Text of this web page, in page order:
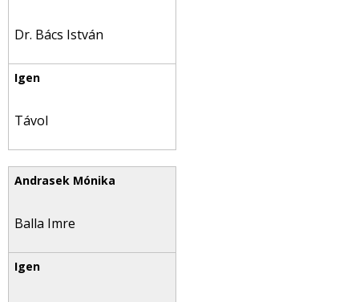
Dr. Bács István
Távol
Balla Imre